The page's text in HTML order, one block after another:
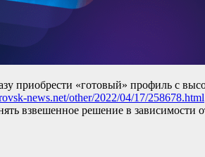
приобрести «готовый» профиль с
news.net/other/2022/04/17/258678.html
взвешенное решение в зависимости